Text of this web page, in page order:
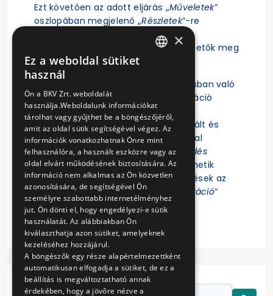
Ezt követően az adott eljárás „Műveletek”
oszlopában megjelenő „Részletek”-re
kattintás után érhető el az eljárás
ajánlattételi felhívása, illetve tekinthetők meg
az eljárásra vonatkozó főbb adatok.
Felhívjuk a figyelmet, hogy az eljárásban való
részvételhez az EKR-be való regisztráció
szükséges! Az eljárás további
dokumentumait az EKR-ben regisztrált és
ajánlat összeállítására jogosultsággal
rendelkező Felhasználók az „Érdeklődés
jelzése” funkció indítása után tekinthetik
meg. Az eljárással kapcsolatos kérdések az
EKR-ben erre létrehozott „
Kommunikáció”
felületen tehetők fel.
×
Ez a weboldal sütiket
használ
Ön a BKV Zrt. weboldalát
használja.Weboldalunk információkat
tárolhat vagy gyűjthet be a böngészőjéről,
amit az oldal sütik segítségével végez. Az
információk vonatkozhatnak Önre mint
felhasználóra, a használt eszközre vagy az
oldal elvárt működésének biztosítására. Az
információ nem alkalmas az Ön közvetlen
azonosítására, de segítségével Ön
személyre szabottabb internetélményhez
jut. Ön dönti el, hogy engedélyezi-e sütik
használatát. Az alábbiakban Ön
kiválaszthatja azon sütiket, amelyeknek
kezeléséhez hozzájárul.
A böngészők egy része alapértelmezettként
automatikusan elfogadja a sütiket, de ez a
beállítás is megváltoztatható annak
érdekében, hogy a jövőre nézve a